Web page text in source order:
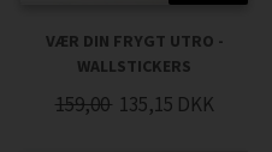
VÆR DIN FRYGT UTRO -
WALLSTICKERS
159,00 135,15 DKK